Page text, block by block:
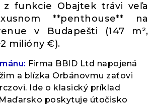
z funkcie Obajtek trávi veľa
**penthouse** na
v Budapešti (147 m²,
milióny €).
Firma BBID Ltd napojená
a blízka Orbánovmu zaťovi
Ide o klasický príklad
Maďarsko poskytuje útočisko